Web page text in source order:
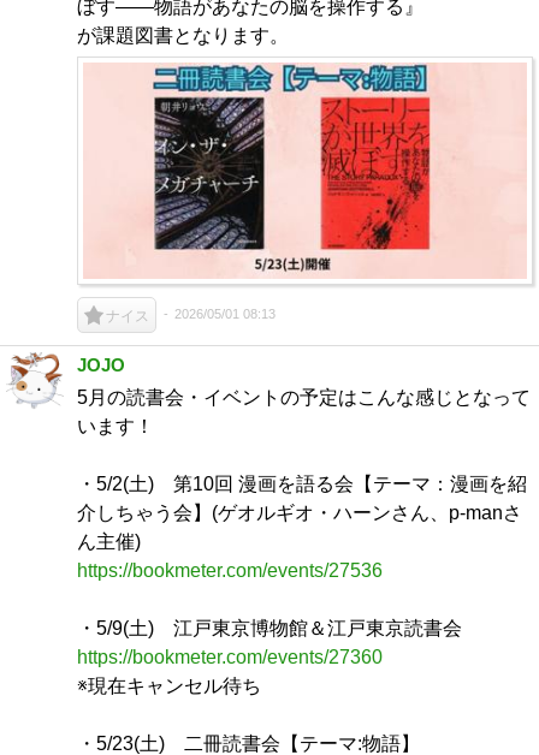
ぼす――物語があなたの脳を操作する』
が課題図書となります。
ナイス 2026/05/01 08:13
JOJO
5月の読書会・イベントの予定はこんな感じとなって
います！
・5/2(土) 第10回 漫画を語る会【テーマ：漫画を紹
介しちゃう会】(ゲオルギオ・ハーンさん、p-manさ
ん主催)
https://bookmeter.com/events/27536
・5/9(土) 江戸東京博物館＆江戸東京読書会
https://bookmeter.com/events/27360
※現在キャンセル待ち
・5/23(土) 二冊読書会【テーマ:物語】